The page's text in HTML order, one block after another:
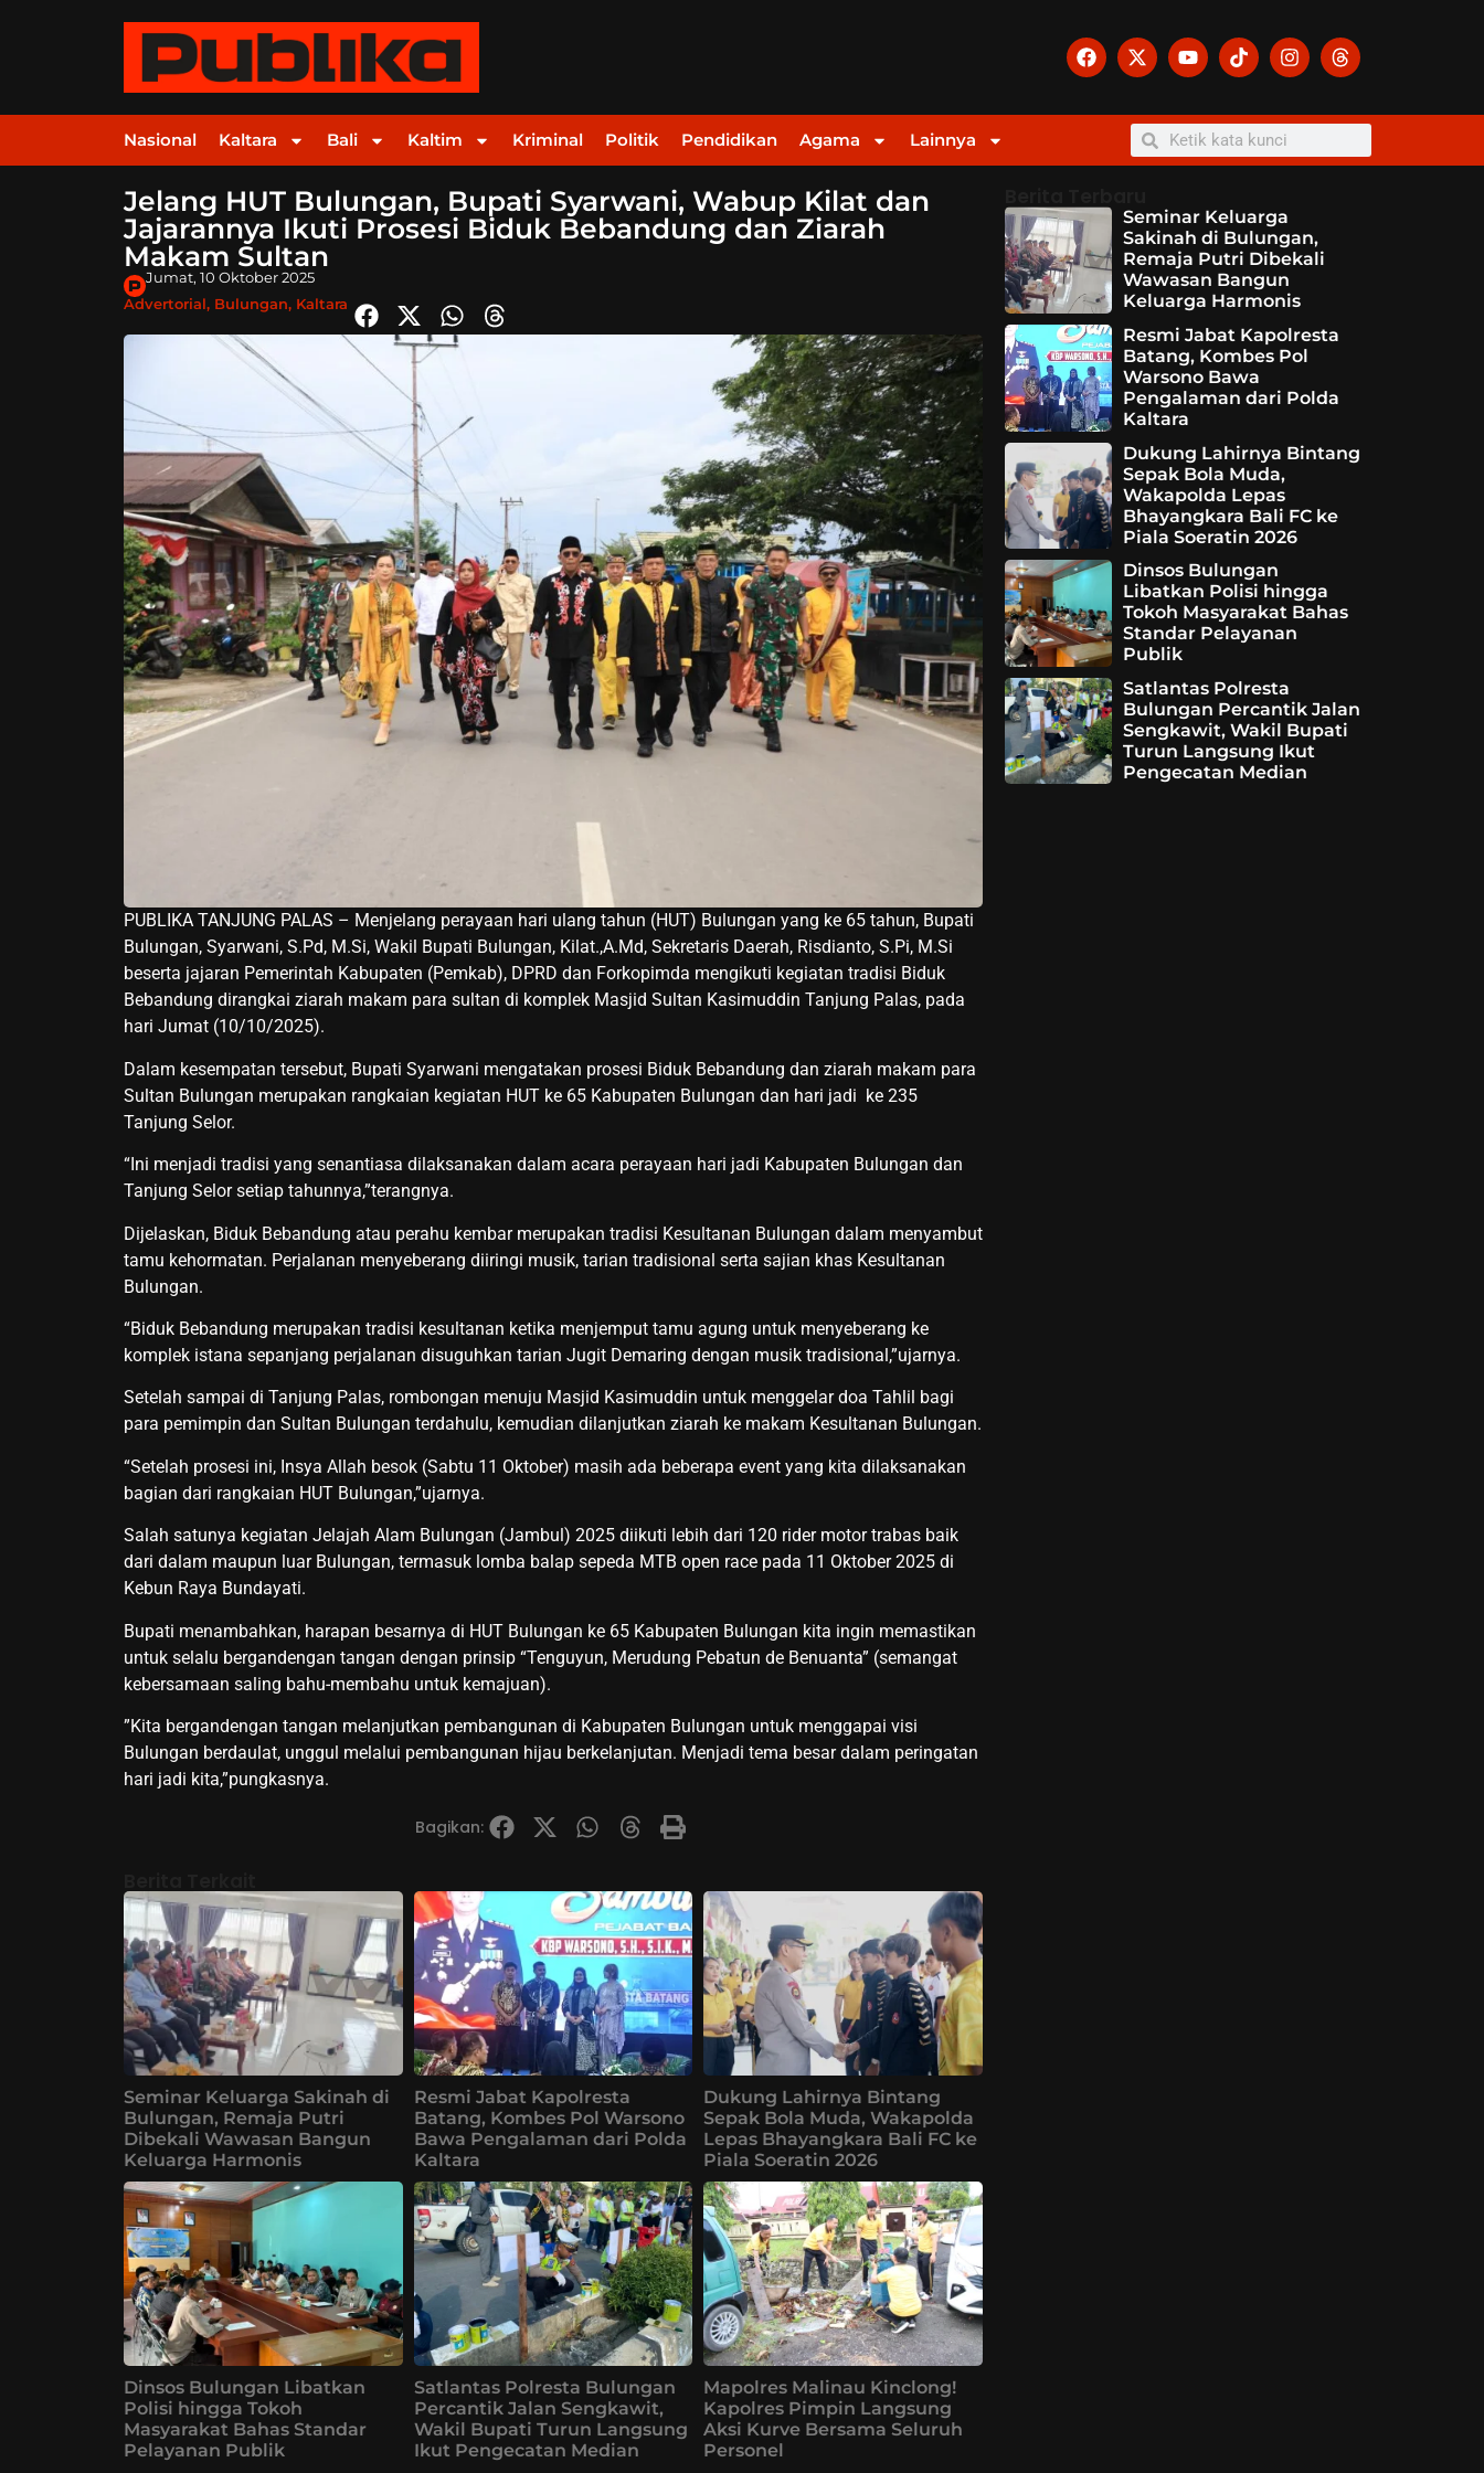
Nasional Kaltara Bali Kaltim Kriminal Politik Pendidikan Agama Lainnya
Jelang HUT Bulungan, Bupati Syarwani, Wabup Kilat dan
Jajarannya Ikuti Prosesi Biduk Bebandung dan Ziarah
Makam Sultan
Jumat, 10 Oktober 2025
Advertorial, Bulungan, Kaltara
PUBLIKA TANJUNG PALAS – Menjelang perayaan hari ulang tahun (HUT) Bulungan yang ke 65 tahun, Bupati
Bulungan, Syarwani, S.Pd, M.Si, Wakil Bupati Bulungan, Kilat.,A.Md, Sekretaris Daerah, Risdianto, S.Pi, M.Si
beserta jajaran Pemerintah Kabupaten (Pemkab), DPRD dan Forkopimda mengikuti kegiatan tradisi Biduk
Bebandung dirangkai ziarah makam para sultan di komplek Masjid Sultan Kasimuddin Tanjung Palas, pada
hari Jumat (10/10/2025).‎‎
Dalam kesempatan tersebut, Bupati Syarwani mengatakan prosesi Biduk Bebandung dan ziarah makam para
Sultan Bulungan merupakan rangkaian kegiatan HUT ke 65 Kabupaten Bulungan dan hari jadi ke 235
Tanjung Selor.‎‎
“Ini menjadi tradisi yang senantiasa dilaksanakan dalam acara perayaan hari jadi Kabupaten Bulungan dan
Tanjung Selor setiap tahunnya,”terangnya.
‎‎Dijelaskan, Biduk Bebandung atau perahu kembar merupakan tradisi Kesultanan Bulungan dalam menyambut
tamu kehormatan. ‎‎Perjalanan menyeberang diiringi musik, tarian tradisional serta sajian khas Kesultanan
Bulungan.‎‎
“Biduk Bebandung merupakan tradisi kesultanan ketika menjemput tamu agung untuk menyeberang ke
komplek istana sepanjang perjalanan disuguhkan tarian Jugit Demaring dengan musik tradisional,”ujarnya.‎‎
Setelah sampai di Tanjung Palas, rombongan menuju Masjid Kasimuddin untuk menggelar doa Tahlil bagi
para pemimpin dan Sultan Bulungan terdahulu, kemudian dilanjutkan ziarah ke makam Kesultanan Bulungan.‎‎
“Setelah prosesi ini, Insya Allah besok (Sabtu 11 Oktober) masih ada beberapa event yang kita dilaksanakan
bagian dari rangkaian HUT Bulungan,”ujarnya.‎‎
Salah satunya kegiatan Jelajah Alam Bulungan (Jambul) 2025 diikuti lebih dari 120 rider motor trabas baik
dari dalam maupun luar Bulungan, termasuk lomba balap sepeda MTB open race pada 11 Oktober 2025 di
Kebun Raya Bundayati.
‎‎Bupati menambahkan, harapan besarnya di HUT Bulungan ke 65 Kabupaten Bulungan kita ingin memastikan
untuk selalu bergandengan tangan dengan prinsip “Tenguyun, Merudung Pebatun de Benuanta” (semangat
kebersamaan saling bahu-membahu untuk kemajuan).
‎‎”Kita bergandengan tangan melanjutkan pembangunan di Kabupaten Bulungan untuk menggapai visi
Bulungan berdaulat, unggul melalui pembangunan hijau berkelanjutan. Menjadi tema besar dalam peringatan
hari jadi kita,”pungkasnya.
Bagikan:
Seminar Keluarga Sakinah di
Bulungan, Remaja Putri
Dibekali Wawasan Bangun
Keluarga Harmonis
Resmi Jabat Kapolresta
Batang, Kombes Pol Warsono
Bawa Pengalaman dari Polda
Kaltara
Dukung Lahirnya Bintang
Sepak Bola Muda, Wakapolda
Lepas Bhayangkara Bali FC ke
Piala Soeratin 2026
Dinsos Bulungan Libatkan
Polisi hingga Tokoh
Masyarakat Bahas Standar
Pelayanan Publik
Satlantas Polresta Bulungan
Percantik Jalan Sengkawit,
Wakil Bupati Turun Langsung
Ikut Pengecatan Median
Mapolres Malinau Kinclong!
Kapolres Pimpin Langsung
Aksi Kurve Bersama Seluruh
Personel
Seminar Keluarga
Sakinah di Bulungan,
Remaja Putri Dibekali
Wawasan Bangun
Keluarga Harmonis
Resmi Jabat Kapolresta
Batang, Kombes Pol
Warsono Bawa
Pengalaman dari Polda
Kaltara
Dukung Lahirnya Bintang
Sepak Bola Muda,
Wakapolda Lepas
Bhayangkara Bali FC ke
Piala Soeratin 2026
Dinsos Bulungan
Libatkan Polisi hingga
Tokoh Masyarakat Bahas
Standar Pelayanan
Publik
Satlantas Polresta
Bulungan Percantik Jalan
Sengkawit, Wakil Bupati
Turun Langsung Ikut
Pengecatan Median